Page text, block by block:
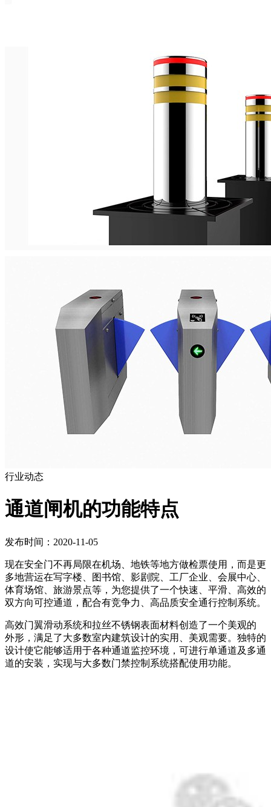
行业动态
通道闸机的功能特点
发布时间：2020-11-05
现在安全门不再局限在机场、地铁等地方做检票使用，而是更
多地营运在写字楼、图书馆、影剧院、工厂企业、会展中心、
体育场馆、旅游景点等，为您提供了一个快速、平滑、高效的
双方向可控通道，配合有竞争力、高品质安全通行控制系统。
高效门翼滑动系统和拉丝不锈钢表面材料创造了一个美观的
外形，满足了大多数室内建筑设计的实用、美观需要。独特的
设计使它能够适用于各种通道监控环境，可进行单通道及多通
道的安装，实现与大多数门禁控制系统搭配使用功能。